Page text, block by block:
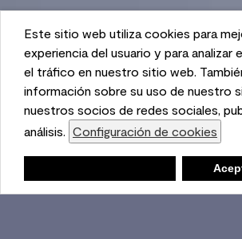
This website uses cookies to enhance
and to analyze performance and traffic
We also share information about your
with our social media, advertising, and
partners. Cookie Settings
Este sitio web utiliza cookies para
experiencia del usuario y para analizar
el tráfico en nuestro sitio web.
información sobre su uso de nuestro
nuestros socios de redes sociales,
análisis. Configuración de cookies
Lista de